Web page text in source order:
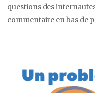
questions des
commentaire en bas de